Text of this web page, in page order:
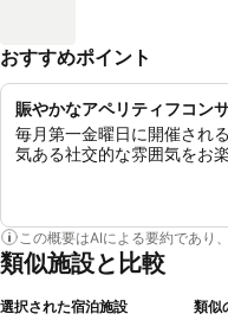
おすすめポイント
賑やかなアペリティフコン
毎月第一金曜日に開催され
気ある社交的な雰囲気をお
この概要はAIによる要約であり
類似施設と比較
選択された宿泊施設 類似